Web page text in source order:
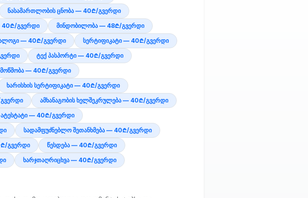
ნასამართლობის ცნობა — 40₾/გვერდი
გვერდი
მინდობილობა — 48₾/გვერდი
— 40₾/გვერდი
სერტიფიკატი — 40₾/გვერდი
ტექ პასპორტი — 40₾/გვერდი
— 40₾/გვერდი
ხარისხის სერტიფიკატი — 40₾/გვერდი
გვერდი
ამხანაგობის ხელშეკრულება — 40₾/გვერდი
ატესტატი — 40₾/გვერდი
სადამფუძნებლო შეთანხმება — 40₾/გვერდი
გვერდი
წესდება — 40₾/გვერდი
ხარჯთაღრიცხვა — 40₾/გვერდი